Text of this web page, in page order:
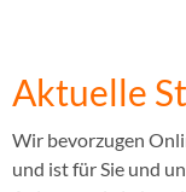
Aktuelle
Wir bevorzugen
und ist für Sie und